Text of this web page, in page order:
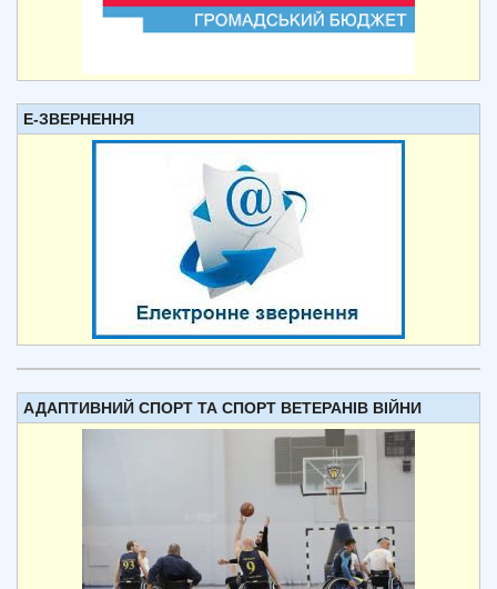
Е-ЗВЕРНЕННЯ
АДАПТИВНИЙ СПОРТ ТА СПОРТ ВЕТЕРАНІВ ВІЙНИ